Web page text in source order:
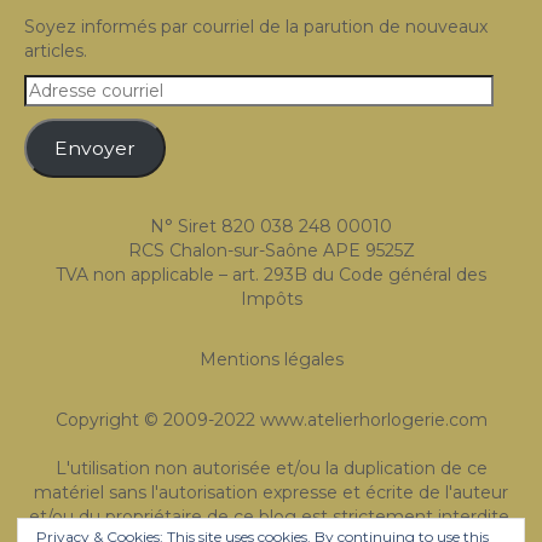
Expositions
Témoignages
A Propos
Soyez informés par courriel de la parution de nouveaux
articles.
Adresse
courriel
Envoyer
N° Siret 820 038 248 00010
RCS Chalon-sur-Saône APE 9525Z
TVA non applicable – art. 293B du Code général des
Impôts
Mentions légales
Copyright © 2009-2022 www.atelierhorlogerie.com
L'utilisation non autorisée et/ou la duplication de ce
matériel sans l'autorisation expresse et écrite de l'auteur
et/ou du propriétaire de ce blog est strictement interdite.
Privacy & Cookies: This site uses cookies. By continuing to use this